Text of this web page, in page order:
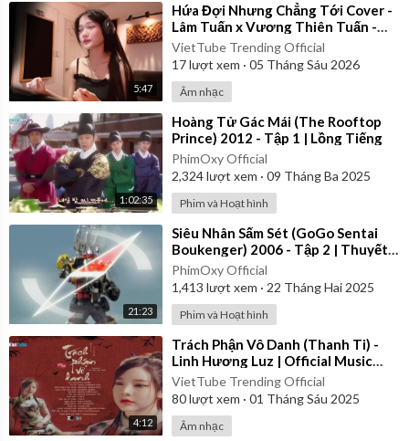
5:47
⁣Hứa Đợi Nhưng Chẳng Tới Cover -
Lâm Tuấn x Vương Thiên Tuấn -
Kiều Chi
VietTube Trending Official
17lượt xem · 05 Tháng Sáu 2026
Âm nhạc
1:02:35
⁣Hoàng Tử Gác Mái (The Rooftop
Prince) 2012 - Tập 1 | Lồng Tiếng
PhimOxy Official
2,324lượt xem · 09 Tháng Ba 2025
Phim và Hoạt hình
21:23
⁣Siêu Nhân Sấm Sét (GoGo Sentai
Boukenger) 2006 - Tập 2 | Thuyết
Minh
PhimOxy Official
1,413 lượt xem · 22 Tháng Hai 2025
Phim và Hoạt hình
4:12
⁣Trách Phận Vô Danh (Thanh Ti) -
Linh Hương Luz | Official Music
Video
VietTube Trending Official
80lượt xem · 01 Tháng Sáu 2025
Âm nhạc